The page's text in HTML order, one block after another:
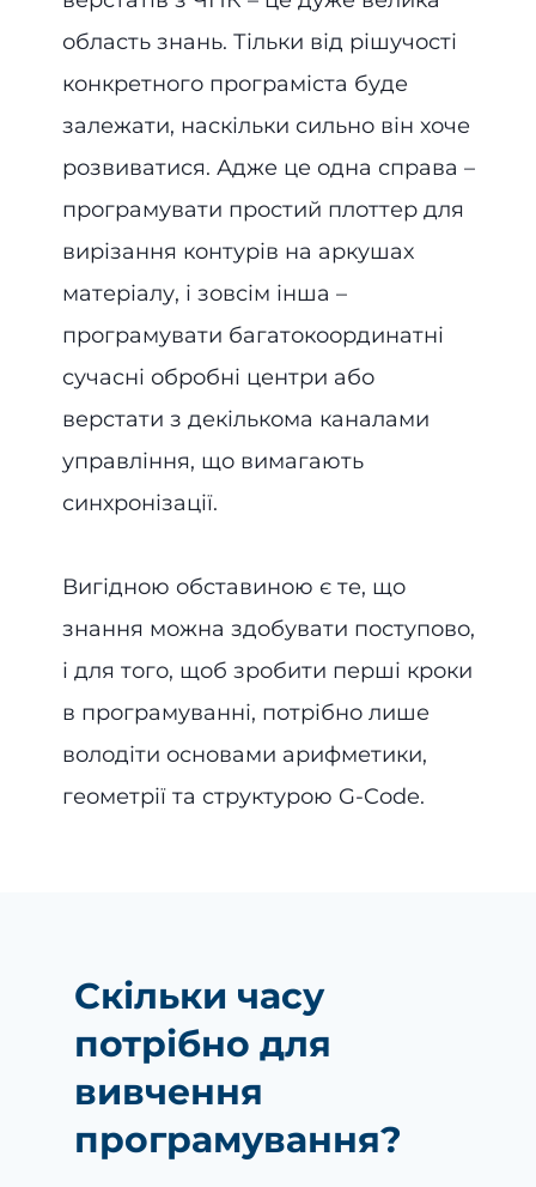
область знань. Тільки від рішучості
конкретного програміста буде
залежати, наскільки сильно він хоче
розвиватися. Адже це одна справа –
програмувати простий плоттер для
вирізання контурів на аркушах
матеріалу, і зовсім інша –
програмувати багатокоординатні
сучасні обробні центри або
верстати з декількома каналами
управління, що вимагають
синхронізації.
Вигідною обставиною є те, що
знання можна здобувати поступово,
і для того, щоб зробити перші кроки
в програмуванні, потрібно лише
володіти основами арифметики,
геометрії та структурою G-Code.
Скільки часу
потрібно для
вивчення
програмування?